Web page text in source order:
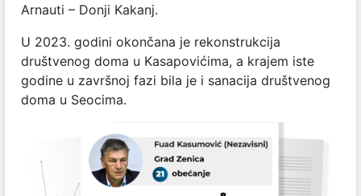
Arnauti – Donji Kakanj.
U 2023. godini okončana je rekonstrukcija
društvenog doma u Kasapovićima, a krajem iste
godine u završnoj fazi bila je i sanacija društvenog
doma u Seocima.